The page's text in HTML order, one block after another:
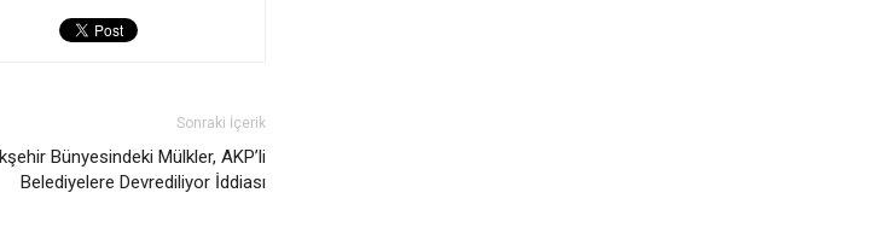
Sonraki İçerik
Bünyesindeki Mülkler, AKP’li
Belediyelere Devrediliyor İddiası